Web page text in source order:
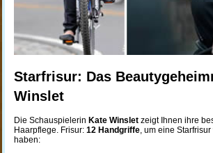
Starfrisur: Das
Winslet
Die Schauspielerin Kate Winsletzeigt Ihnen ihre
Haarpflege. Frisur: 12 Handgriffe, um eine
haben: